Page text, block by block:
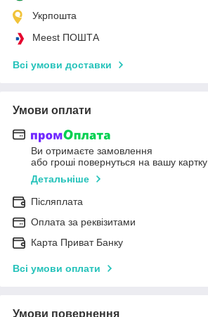
Укрпошта
Meest ПОШТА
Всі умови доставки
Умови оплати
Ви отримаєте замовлення
або гроші повернуться на вашу картку
Детальніше
Післяплата
Оплата за реквізитами
Карта Приват Банку
Всі умови оплати
Умови повернення